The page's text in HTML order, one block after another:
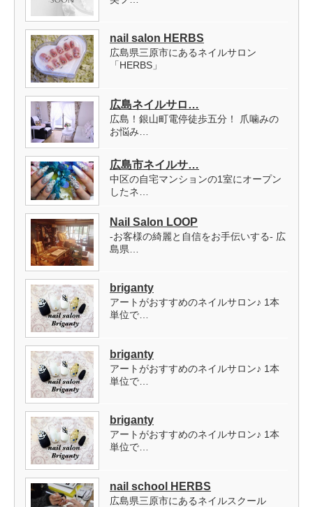
nail salon HERBS
広島県三原市にあるネイルサロン
「HERBS」
広島ネイルサロ…
広島！銀山町電停徒歩五分！ 爪噛みの
お悩み…
広島市ネイルサ…
中区の自宅マンションの1室にオープン
したネ…
Nail Salon LOOP
-お客様の綺麗と自信をお手伝いする- 広
島県…
briganty
アートがおすすめのネイルサロン♪ 1本
単位で…
briganty
アートがおすすめのネイルサロン♪ 1本
単位で…
briganty
アートがおすすめのネイルサロン♪ 1本
単位で…
nail school HERBS
広島県三原市にあるネイルスクール